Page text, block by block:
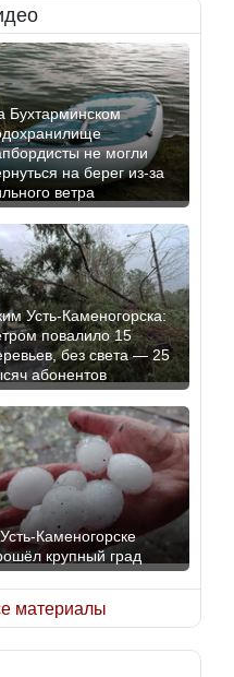
вынесен заочный
по уголовному
об убийстве Игоря
введены
для
прав
официально
в должность
США
признали объектом
наследия,
под угрозой
Бухтарминском
не могли
на берег из-за
ветра
Усть-Каменогорска:
повалило 15
без света — 25
абонентов
Каменогорске
крупный град
материалы